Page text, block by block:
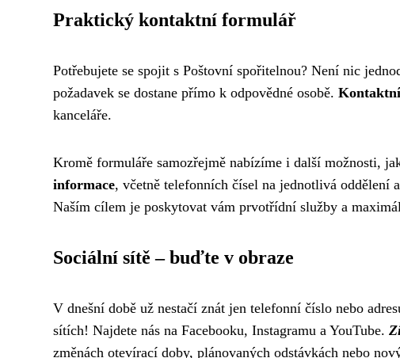
Praktický kontaktní formulář
Potřebujete se spojit s Poštovní spořitelnou? Není nic
požadavek se dostane přímo k odpovědné osobě.
kanceláře.
Kromě formuláře samozřejmě nabízíme i další možnosti,
informace, včetně telefonních čísel na jednotlivá oddělení
Naším cílem je poskytovat vám prvotřídní služby a
Sociální sítě – buďte v obraze
V dnešní době už nestačí znát jen telefonní číslo nebo
sítích! Najdete nás na Facebooku, Instagramu a YouTube.
změnách otevírací doby, plánovaných odstávkách nebo